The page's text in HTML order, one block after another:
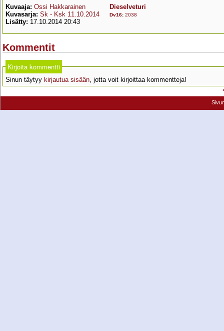
Kuvaaja: Ossi Hakkarainen
Kuvasarja: Sk - Ksk 11.10.2014
Lisätty: 17.10.2014 20:43
Dieselveturi
Dv16: 2038
Kommentit
Kirjoita kommentti
Sinun täytyy kirjautua sisään, jotta voit kirjoittaa kommentteja!